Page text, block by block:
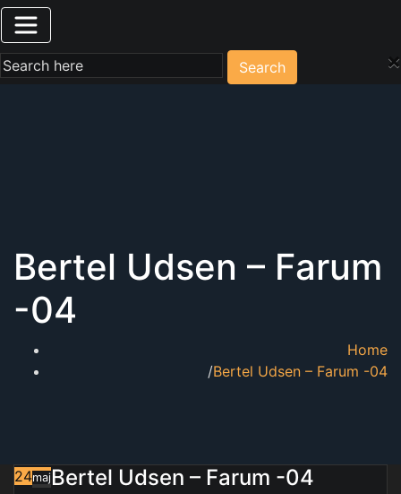
×
Search
Bertel Udsen – Farum
-04
Home
Bertel Udsen – Farum -04
24majBertel Udsen – Farum -04